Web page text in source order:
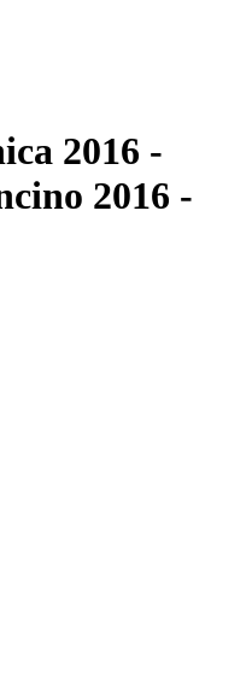
2016 -
2016 -